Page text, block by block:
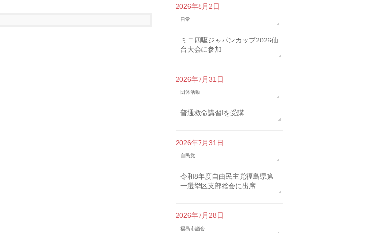
2026年8月2日
日常
ミニ四駆ジャパンカップ2026仙
台大会に参加
2026年7月31日
団体活動
普通救命講習Iを受講
2026年7月31日
自民党
令和8年度自由民主党福島県第
一選挙区支部総会に出席
2026年7月28日
福島市議会